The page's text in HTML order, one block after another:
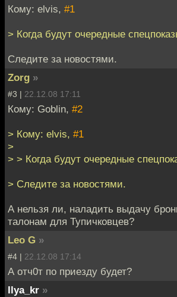
Кому: elvis, #1
> Когда будут очередные
Следите за новостями.
Zorg »
#3 | 22.12.08 17:11
Кому: Goblin, #2
> Кому: elvis, #1
>
> > Когда будут очередные
> Следите за новостями.
А нельзя ли, наладить выдачу
талонам для Тупичковцев?
Leo G »
#4 | 22.12.08 17:14
А отч0т по приезду будет?
Ilya_kr »